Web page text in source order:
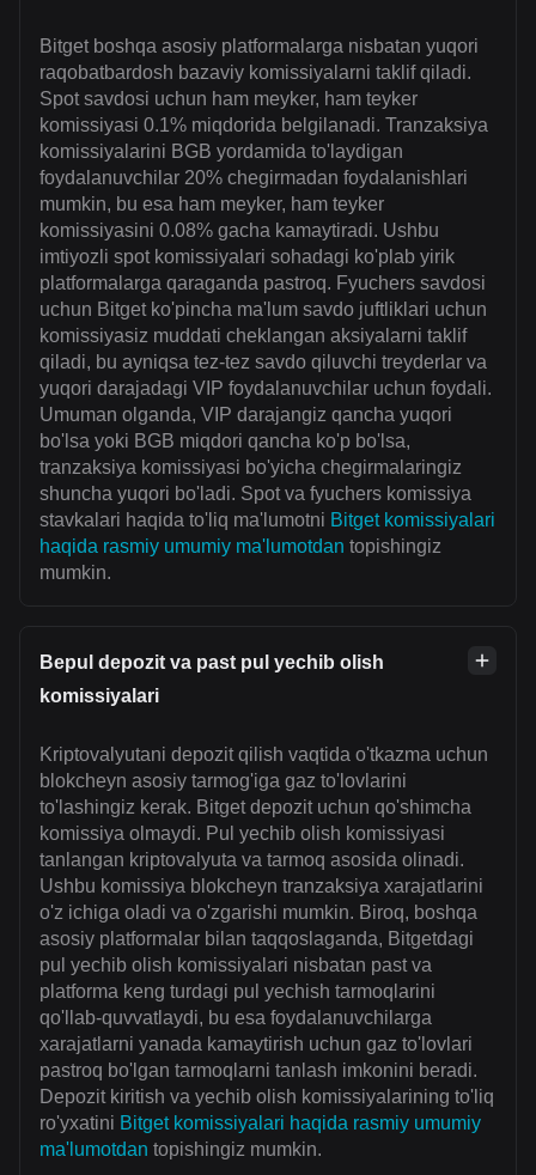
Bitget boshqa asosiy platformalarga nisbatan yuqori
raqobatbardosh bazaviy komissiyalarni taklif qiladi.
Spot savdosi uchun ham meyker, ham teyker
komissiyasi 0.1% miqdorida belgilanadi. Tranzaksiya
komissiyalarini BGB yordamida to'laydigan
foydalanuvchilar 20% chegirmadan foydalanishlari
mumkin, bu esa ham meyker, ham teyker
komissiyasini 0.08% gacha kamaytiradi. Ushbu
imtiyozli spot komissiyalari sohadagi ko'plab yirik
platformalarga qaraganda pastroq. Fyuchers savdosi
uchun Bitget ko'pincha ma'lum savdo juftliklari uchun
komissiyasiz muddati cheklangan aksiyalarni taklif
qiladi, bu ayniqsa tez-tez savdo qiluvchi treyderlar va
yuqori darajadagi VIP foydalanuvchilar uchun foydali.
Umuman olganda, VIP darajangiz qancha yuqori
bo'lsa yoki BGB miqdori qancha ko'p bo'lsa,
tranzaksiya komissiyasi bo'yicha chegirmalaringiz
shuncha yuqori bo'ladi. Spot va fyuchers komissiya
stavkalari haqida to'liq ma'lumotni Bitget komissiyalari
haqida rasmiy umumiy ma'lumotdan topishingiz
mumkin.
Bepul depozit va past pul yechib olish
komissiyalari
Kriptovalyutani depozit qilish vaqtida o'tkazma uchun
blokcheyn asosiy tarmog'iga gaz to'lovlarini
to'lashingiz kerak. Bitget depozit uchun qo'shimcha
komissiya olmaydi. Pul yechib olish komissiyasi
tanlangan kriptovalyuta va tarmoq asosida olinadi.
Ushbu komissiya blokcheyn tranzaksiya xarajatlarini
o'z ichiga oladi va o'zgarishi mumkin. Biroq, boshqa
asosiy platformalar bilan taqqoslaganda, Bitgetdagi
pul yechib olish komissiyalari nisbatan past va
platforma keng turdagi pul yechish tarmoqlarini
qo'llab-quvvatlaydi, bu esa foydalanuvchilarga
xarajatlarni yanada kamaytirish uchun gaz to'lovlari
pastroq bo'lgan tarmoqlarni tanlash imkonini beradi.
Depozit kiritish va yechib olish komissiyalarining to'liq
ro'yxatini Bitget komissiyalari haqida rasmiy umumiy
ma'lumotdan topishingiz mumkin.